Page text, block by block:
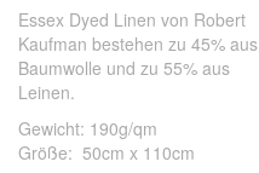
Essex Dyed Linen von Robert
Kaufman bestehen zu 45% aus
Baumwolle und zu 55% aus
Leinen.
Gewicht: 190g/qm
Größe: 50cm x 110cm